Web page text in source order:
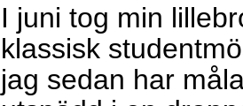
I juni tog min
klassisk
jag sedan har